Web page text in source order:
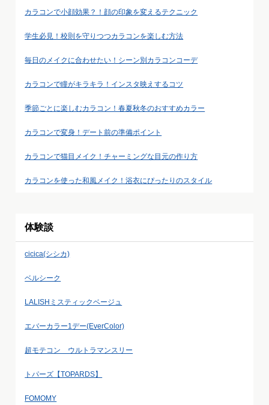
カラコンで小顔効果？！顔の印象を変えるテクニック
学生必見！校則を守りつつカラコンを楽しむ方法
毎日のメイクに合わせたい！シーン別カラコンコーデ
カラコンで瞳がキラキラ！インスタ映えするコツ
季節ごとに楽しむカラコン！春夏秋冬のおすすめカラー
カラコンで変身！デート前の準備ポイント
カラコンで猫目メイク！チャーミングな目元の作り方
カラコンを使った和風メイク！浴衣にぴったりのスタイル
体験談
cicica(シシカ)
ベルシーク
LALISHミスティックベージュ
エバーカラー1デー(EverColor)
超モテコン ウルトラマンスリー
トパーズ【TOPARDS】
FOMOMY